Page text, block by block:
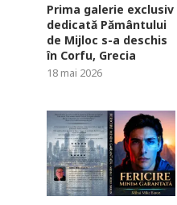
Prima galerie exclusiv
dedicată Pământului
de Mijloc s-a deschis
în Corfu, Grecia
18 mai 2026